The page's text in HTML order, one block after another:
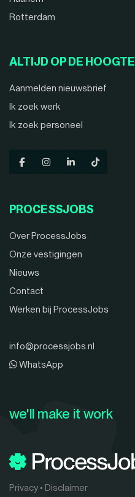
Rotterdam
ALTIJD OP DE HOOGTE
Aanmelden nieuwsbrief
Ik zoek werk
Ik zoek personeel
PROCESSJOBS
Over ProcessJobs
Onze vestigingen
Nieuws
Contact
Werken bij ProcessJobs
info@processjobs.nl
WhatsApp
Privacy• Disclaimer
we'll make it work